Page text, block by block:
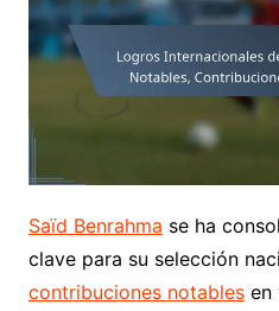
Saïd Benrahma se ha
clave para su selección
contribuciones notablesen